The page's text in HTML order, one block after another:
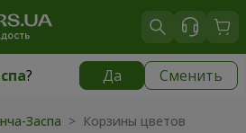
? Да Сменить
|
Заспа > Корзины цветов